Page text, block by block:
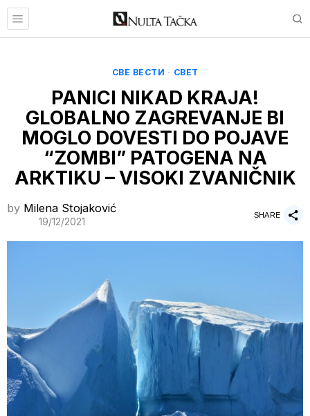
СВЕ ВЕСТИ · СВЕТ
PANICI NIKAD KRAJA!
GLOBALNO ZAGREVANJE BI
MOGLO DOVESTI DO POJAVE
“ZOMBI” PATOGENA NA
ARKTIKU – VISOKI ZVANIČNIK
by Milena Stojaković
19/12/2021
SHARE